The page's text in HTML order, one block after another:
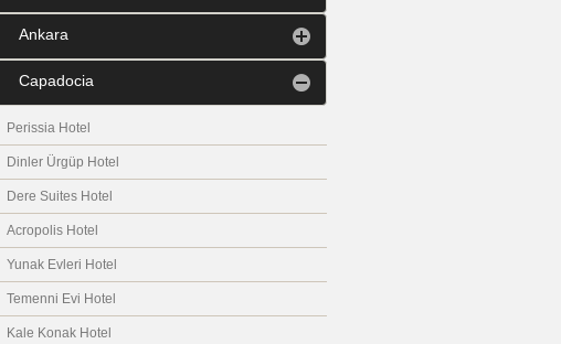
Ankara
Capadocia
Perissia Hotel
Dinler Ürgüp Hotel
Dere Suites Hotel
Acropolis Hotel
Yunak Evleri Hotel
Temenni Evi Hotel
Kale Konak Hotel